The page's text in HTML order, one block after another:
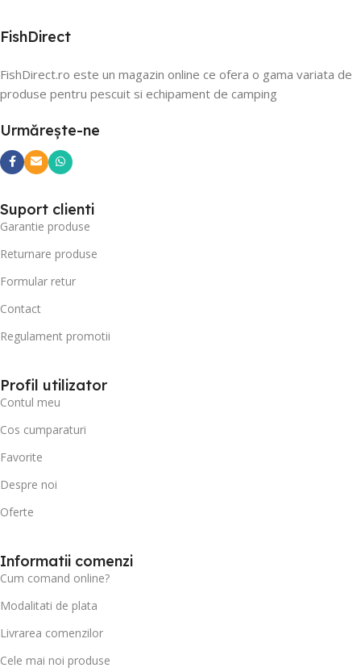
FishDirect
FishDirect.ro este un magazin online ce ofera o gama variata de
produse pentru pescuit si echipament de camping
Urmărește-ne
Suport clienti
Garantie produse
Returnare produse
Formular retur
Contact
Regulament promotii
Profil utilizator
Contul meu
Cos cumparaturi
Favorite
Despre noi
Oferte
Informatii comenzi
Cum comand online?
Modalitati de plata
Livrarea comenzilor
Cele mai noi produse